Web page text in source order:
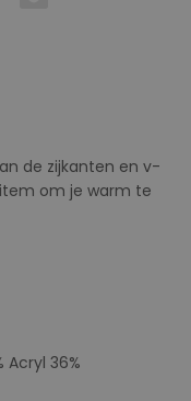
de zijkanten en v-
om je warm te
Acryl 36%